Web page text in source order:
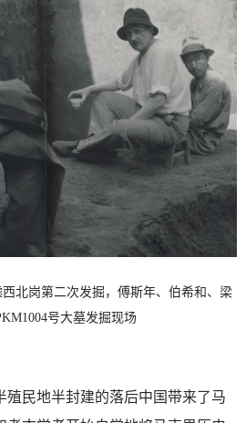
西北岗第二次发掘，傅斯年、伯希和、梁
号大墓发掘现场
民地半封建的落后中国带来了马